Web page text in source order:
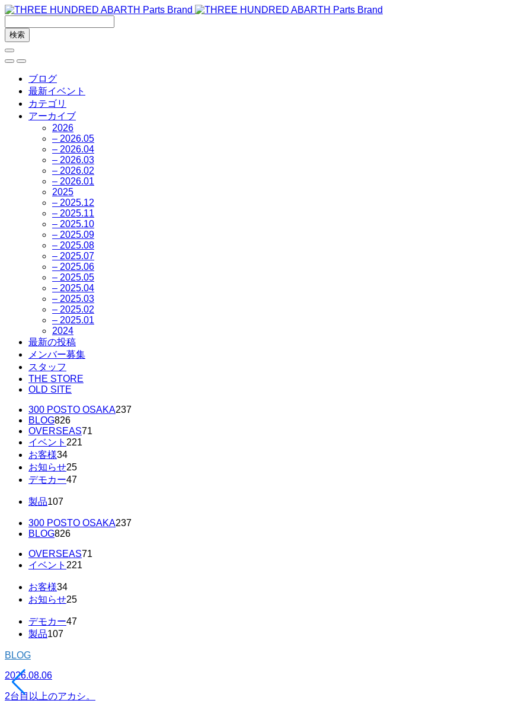
ブログ
最新イベント
カテゴリ
アーカイブ
2026
– 2026.05
– 2026.04
– 2026.03
– 2026.02
– 2026.01
2025
– 2025.12
– 2025.11
– 2025.10
– 2025.09
– 2025.08
– 2025.07
– 2025.06
– 2025.05
– 2025.04
– 2025.03
– 2025.02
– 2025.01
2024
最新の投稿
メンバー募集
スタッフ
THE STORE
OLD SITE
300 POSTO OSAKA237
BLOG826
OVERSEAS71
イベント 221
お客様34
お知らせ25
デモカー47
製品107
300 POSTO OSAKA237
BLOG826
OVERSEAS71
イベント 221
お客様34
お知らせ25
デモカー47
製品107
BLOG
2026.08.06
2台目以上のアカシ。